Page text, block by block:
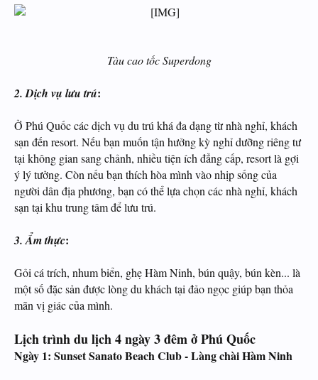
Tàu cao tốc Superdong
2. Dịch vụ lưu trú:
Ở Phú Quốc các dịch vụ du trú khá đa dạng từ nhà nghỉ, khách
sạn đến resort. Nếu bạn muốn tận hưởng kỳ nghỉ dưỡng riêng tư
tại không gian sang chảnh, nhiều tiện ích đẳng cấp, resort là gợi
ý lý tưởng. Còn nếu bạn thích hòa mình vào nhịp sống của
người dân địa phương, bạn có thể lựa chọn các nhà nghỉ, khách
sạn tại khu trung tâm để lưu trú.
3. Ẩm thực:
Gỏi cá trích, nhum biển, ghẹ Hàm Ninh, bún quậy, bún kèn... là
một số đặc sản được lòng du khách tại đảo ngọc giúp bạn thỏa
mãn vị giác của mình.
Lịch trình du lịch 4 ngày 3 đêm ở Phú Quốc
Ngày 1: Sunset Sanato Beach Club - Làng chài Hàm Ninh